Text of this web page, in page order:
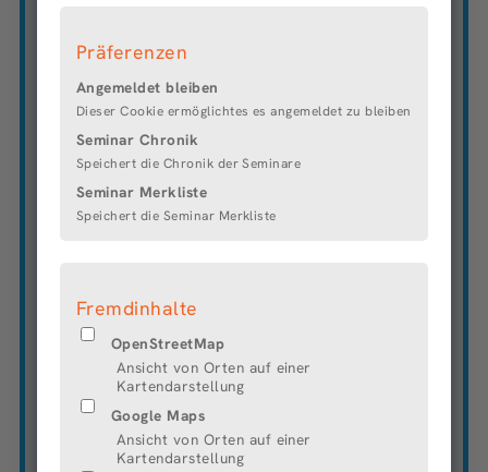
Präferenzen
Angemeldet bleiben
Dieser Cookie ermöglichtes es angemeldet zu bleiben
Seminar Chronik
Speichert die Chronik der Seminare
Seminar Merkliste
Speichert die Seminar Merkliste
Fremdinhalte
OpenStreetMap
Ansicht von Orten auf einer
Kartendarstellung
Google Maps
Ansicht von Orten auf einer
Kartendarstellung
wissenschaftliche Einrichtung mit ca. 60
Entwicklungsaufgaben auf den Gebieten der
Funktionsfasern, der technischen Textilien und der
modernen Faserverbundwerkstoffe für den
Leichtbau. Dazu ist es sowohl in der
Grundlagenforschung als auch in der
anwendungsorientierten Forschung aktiv. Zusätzlich
betreibt das Institut ein materialwissenschaftliches
Universität, wo es sich auch in der Lehre engagiert.
FAMILIENFREUNDLICHEN
Vertrauensarbeitszeit
mobiles Arbeiten
Arbeitszeitkonten
individuelle Angebote